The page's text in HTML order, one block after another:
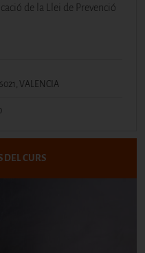
de la Llei de Prevenció
VALENCIA
DEL CURS